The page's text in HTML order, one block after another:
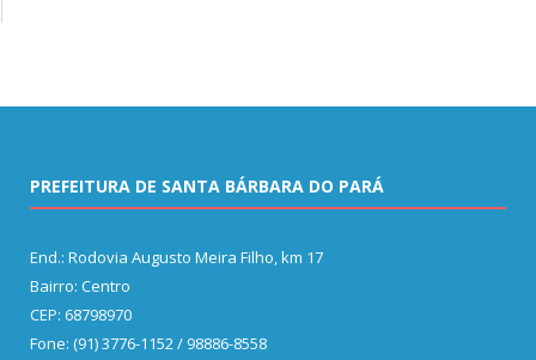
PREFEITURA DE SANTA BÁRBARA DO PARÁ
End.: Rodovia Augusto Meira Filho, km 17
Bairro: Centro
CEP: 68798970
Fone: (91) 3776-1152 / 98886-8558